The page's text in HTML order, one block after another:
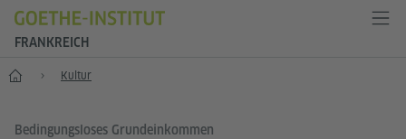
FRANKREICH
Start Kultur
Bedingungsloses Grundeinkommen